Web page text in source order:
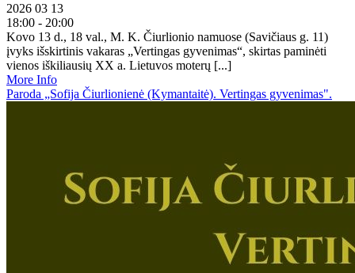
2026 03 13
18:00 - 20:00
Kovo 13 d., 18 val., M. K. Čiurlionio namuose (Savičiaus g. 11)
įvyks išskirtinis vakaras „Vertingas gyvenimas“, skirtas paminėti
vienos iškiliausių XX a. Lietuvos moterų [...]
More Info
Paroda „Sofija Čiurlionienė (Kymantaitė). Vertingas gyvenimas".